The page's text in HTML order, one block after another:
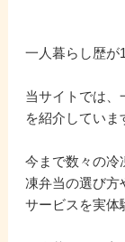
一人暮らし歴が
当サイトでは、
を紹介していま
今まで数々の冷
凍弁当の選び方
サービスを実体